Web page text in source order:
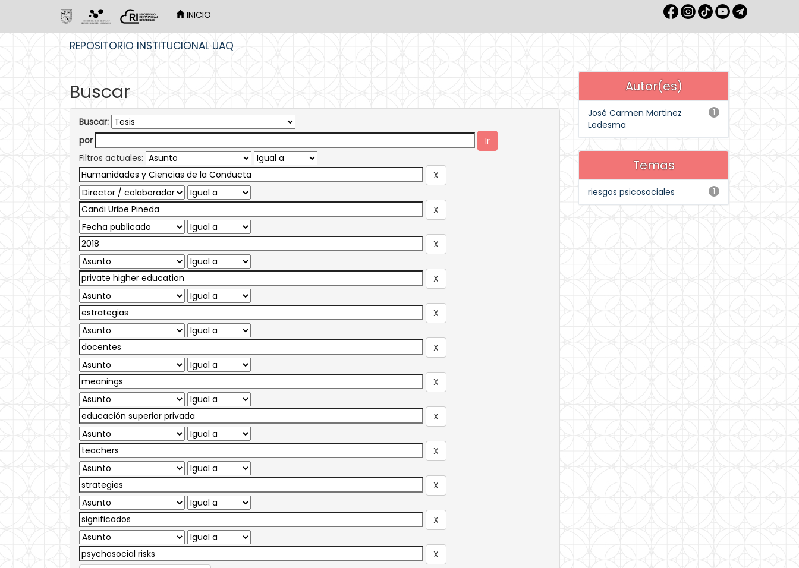
INICIO
REPOSITORIO INSTITUCIONAL UAQ
Buscar
Buscar:
por
Filtros actuales:
Autor(es)
1
José Carmen Martinez
Ledesma
Temas
1
riesgos psicosociales